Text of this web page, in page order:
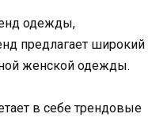
одежды,
предлагает широкий
женской одежды.
в себе трендовые